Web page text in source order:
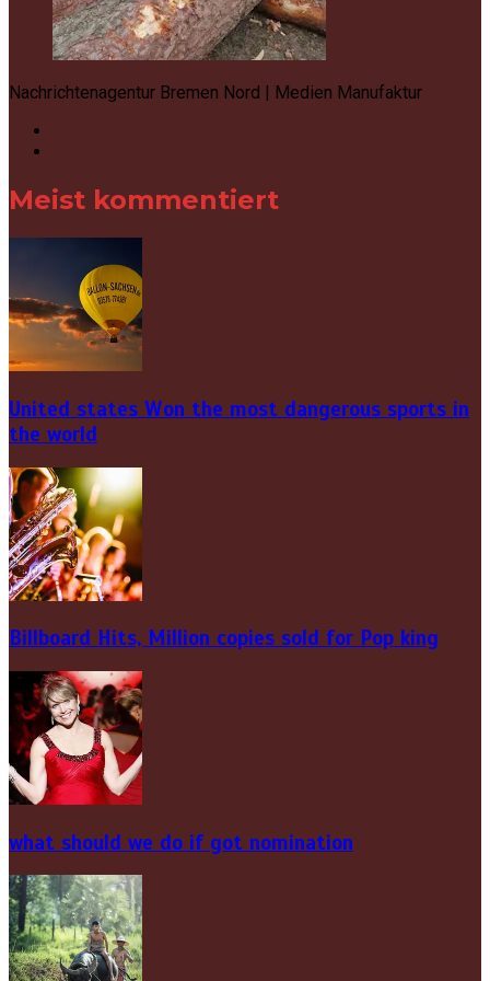
Nachrichtenagentur Bremen Nord | Medien Manufaktur
Meist kommentiert
United states Won the most dangerous sports in
the world
Billboard Hits, Million copies sold for Pop king
what should we do if got nomination